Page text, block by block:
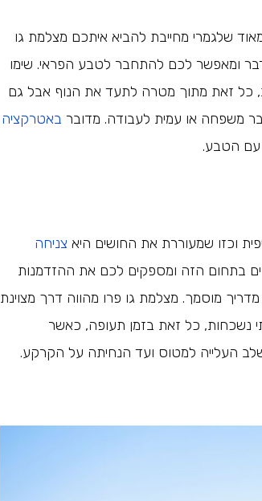
שלגמרי מחייבת להביא איתכם מצלמת גו
ומאפשר לכם להתחבר לטבע הפראי. שימו
כל זאת מתוך מטרה לתעד את הנוף אבל גם
משפחה או עמית לעבודה. מדובר באטרקציה
עם הטבע.
וכזו שמעוררת את החושים היא צניחה
בתחום הזה ומספקים לכם את ההזדמנות
מוסמך. מצלמת גו פרו מהווה דרך מצוינת
נשכחות, כל זאת בזמן תעופה, כאשר
העלייה למטוס ועד הנחיתה על הקרקע.